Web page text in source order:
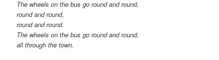
The wheels on the bus go round and round,
round and round,
round and round.
The wheels on the bus go round and round,
all through the town.